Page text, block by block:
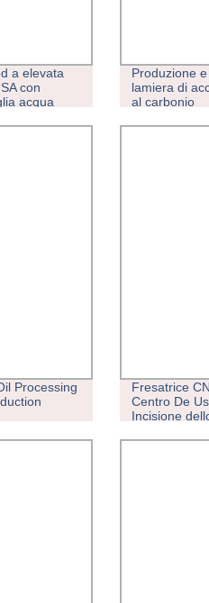
a elevata
con
acqua
Produzione
lamiera di
al carbonio
Processing
Fresatrice
Centro De
Incisione